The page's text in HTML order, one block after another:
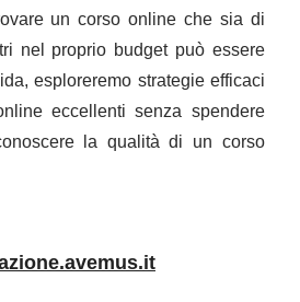
un corso online che sia di
nel proprio budget può essere
esploreremo strategie efficaci
eccellenti senza spendere
la qualità di un corso